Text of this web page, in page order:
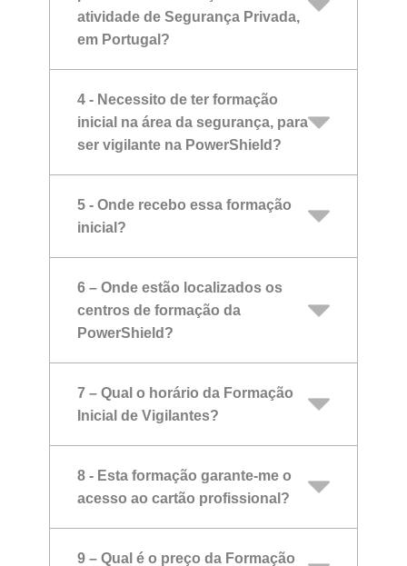
atividade de Segurança Privada,
em Portugal?
4 - Necessito de ter formação
inicial na área da segurança, para
ser vigilante na PowerShield?
5 - Onde recebo essa formação
inicial?
6 – Onde estão localizados os
centros de formação da
PowerShield?
7 – Qual o horário da Formação
Inicial de Vigilantes?
8 - Esta formação garante-me o
acesso ao cartão profissional?
9 – Qual é o preço da Formação